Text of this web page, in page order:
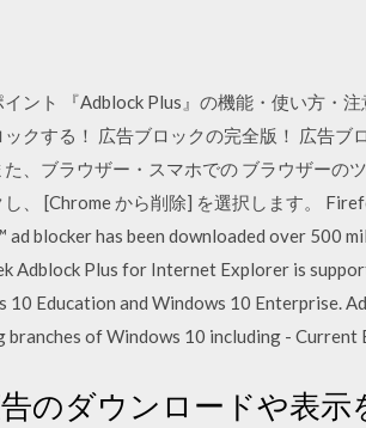
ント 『Adblock Plus』の機能・使い方・
ックする！ 広告ブロックの完全版！ 広告
た、ブラウザー・スマホでの ブラウザーの
し、 [Chrome から削除] を選択します。
ad blocker has been downloaded over 500
Adblock Plus for Internet Explorer is
10 Education and Windows 10 Enterprise.
branches of Windows 10 including - Current
のダウンロードや表